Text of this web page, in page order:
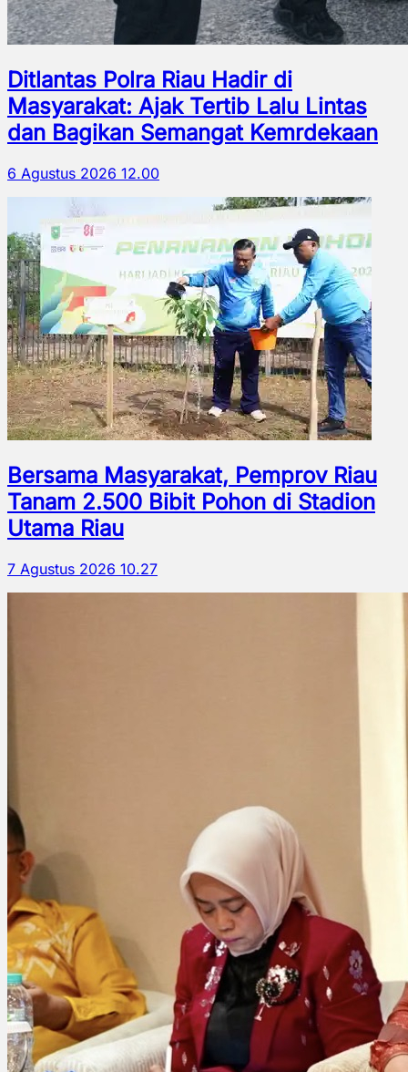
Ditlantas Polra Riau Hadir di
Masyarakat: Ajak Tertib Lalu Lintas
dan Bagikan Semangat Kemrdekaan
6 Agustus 2026 12.00
Bersama Masyarakat, Pemprov Riau
Tanam 2.500 Bibit Pohon di Stadion
Utama Riau
7 Agustus 2026 10.27